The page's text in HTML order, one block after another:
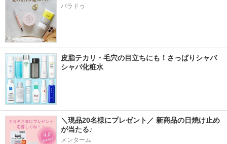
パラドゥ
皮脂テカリ・毛穴の目立ちにも！さっぱりシャバ
シャバ化粧水
＼現品20名様にプレゼント／ 新商品の日焼け止め
が当たる♪
メンターム